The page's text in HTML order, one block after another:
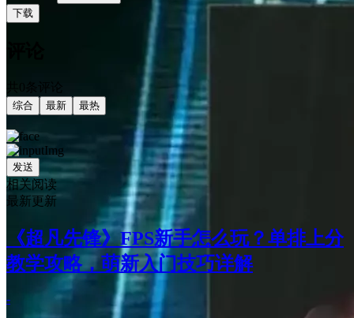
下载
综合 最新 最热
发送
相关阅读
最新更新
《超凡先锋》FPS新手怎么玩？单排上分
教学攻略，萌新入门技巧详解
-